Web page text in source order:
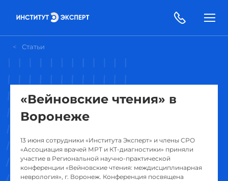
Статьи
«Вейновские чтения» в
Воронеже
13 июня сотрудники «Института Эксперт» и члены СРО
«Ассоциация врачей МРТ и КТ-диагностики» приняли
участие в Региональной научно-практической
конференции «Вейновские чтения: междисциплинарная
неврология», г. Воронеж. Конференция посвящена